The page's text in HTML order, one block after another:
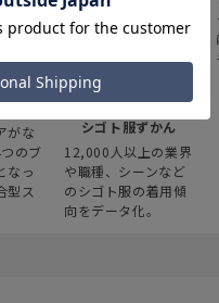
ア
がな
のブ
なっ
型ス
みんなの
シゴト服ずかん
12,000人以上の業界
や職種、シーンなど
のシゴト服の着用傾
向をデータ化。